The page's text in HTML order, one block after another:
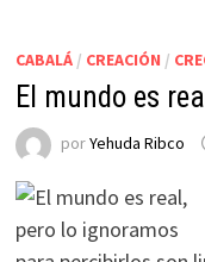
CABALÁ/ CREACIÓN /
El mundo es
porYehuda Ribco